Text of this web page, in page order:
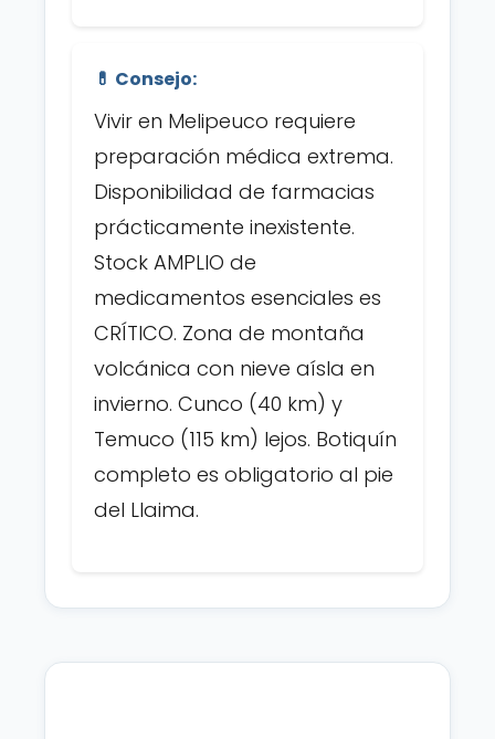
💊 Consejo:
Vivir en Melipeuco requiere
preparación médica extrema.
Disponibilidad de farmacias
prácticamente inexistente.
Stock AMPLIO de
medicamentos esenciales es
CRÍTICO. Zona de montaña
volcánica con nieve aísla en
invierno. Cunco (40 km) y
Temuco (115 km) lejos. Botiquín
completo es obligatorio al pie
del Llaima.